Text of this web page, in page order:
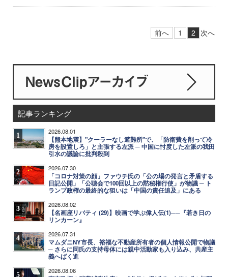
前へ 1 2 次へ
記事ランキング
1 2026.08.01
【熊本地震】"クーラーなし避難所"で、「防衛費を削って冷
房を設置しろ」と主張する左派 ─ 中国に忖度した左派の我田
引水の議論に批判殺到
2 2026.07.30
「コロナ対策の顔」ファウチ氏の「公の場の発言と矛盾する
日記公開」「公聴会で100回以上の黙秘権行使」が物議 ─ ト
ランプ政権の最終的な狙いは「中国の責任追及」にある
3 2026.08.02
【名画座リバティ (29)】映画で学ぶ偉人伝(1)──『若き日の
リンカーン』
4 2026.07.31
マムダニNY市長、裕福な不動産所有者の個人情報公開で物議
─ さらに同氏の支持母体には親中活動家も入り込み、共産主
義へばく進
5 2026.08.06